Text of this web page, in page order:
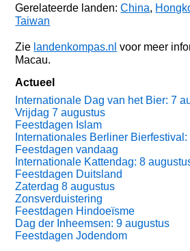
Gerelateerde landen:China,
Taiwan
Zie landenkompas.nl voor meer
Macau.
Actueel
Internationale Dag van het Bier: 7
Vrijdag 7 augustus
Feestdagen Islam
Internationales Berliner
Feestdagen vandaag
Internationale Kattendag: 8
Feestdagen Duitsland
Zaterdag 8 augustus
Zonsverduistering
Feestdagen Hindoeïsme
Dag der Inheemsen: 9 augustus
Feestdagen Jodendom